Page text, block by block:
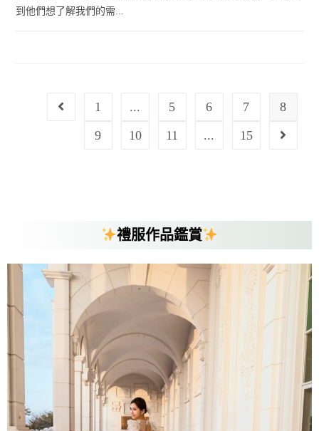
到他們想了解我們的需...
1 ... 5 6 7
8
9
10 11 ... 15
禮服作品鑑賞